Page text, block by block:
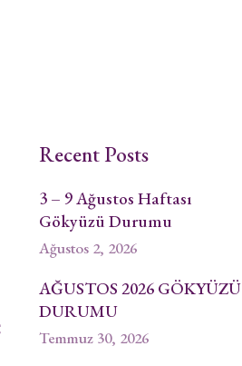
Recent Posts
3 – 9 Ağustos Haftası
Gökyüzü Durumu
Ağustos 2, 2026
AĞUSTOS 2026 GÖKYÜZÜ
DURUMU
Temmuz 30, 2026